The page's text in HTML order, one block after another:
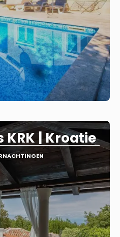
| Kroatie